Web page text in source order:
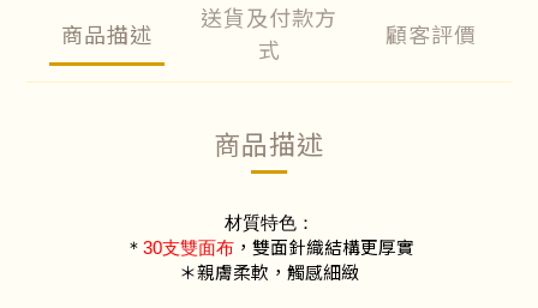
商品描述
送貨及付款方
式
顧客評價
商品描述
材質特色：
＊ 30支雙面布，雙面針織結構更厚實
＊親膚柔軟，觸感細緻